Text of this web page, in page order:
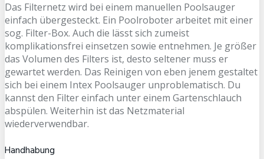
Das Filternetz wird bei einem manuellen Poolsauger
einfach übergesteckt. Ein Poolroboter arbeitet mit einer
sog. Filter-Box. Auch die lässt sich zumeist
komplikationsfrei einsetzen sowie entnehmen. Je größer
das Volumen des Filters ist, desto seltener muss er
gewartet werden. Das Reinigen von eben jenem gestaltet
sich bei einem Intex Poolsauger unproblematisch. Du
kannst den Filter einfach unter einem Gartenschlauch
abspülen. Weiterhin ist das Netzmaterial
wiederverwendbar.
Handhabung